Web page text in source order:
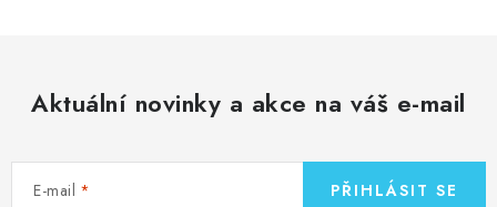
Aktuální novinky a akce na váš e-mail
E-mail PŘIHLÁSIT SE